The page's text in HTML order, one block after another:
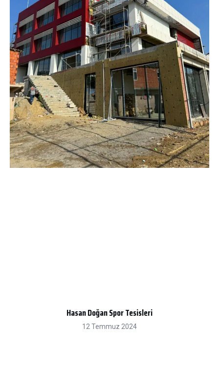
Hasan Doğan Spor Tesisleri
12 Temmuz 2024